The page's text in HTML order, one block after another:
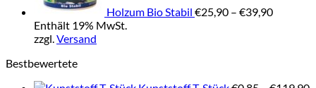
Holzum Bio Stabil €25,90 – €39,90
Enthält 19% MwSt.
zzgl.Versand
Bestbewertete